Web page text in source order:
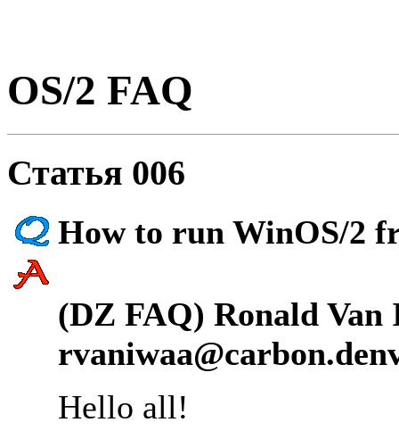
OS/2 FAQ
Статья 006
How to run WinOS/2
(DZ FAQ) Ronald Van
Hello all!